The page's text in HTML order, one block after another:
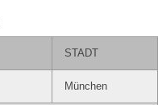
STADT
München